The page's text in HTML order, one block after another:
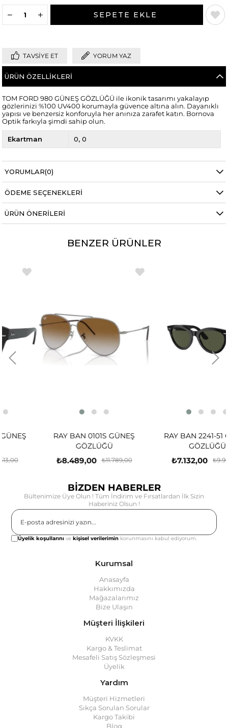
TAVSIYE ET YORUM YAZ
ÜRÜN ÖZELLIKLERI
TOM FORD 980 GÜNEŞ GÖZLÜĞÜ ile ikonik tasarımı yakalayıp
gözlerinizi %100 UV400 korumayla güvence altına alın. Dayanıklı
yapısı ve benzersiz konforuyla her anınıza zarafet katın. Bornova
Optik farkıyla şimdi sahip olun.
Ekartman 0 0
YORUMLAR(0)
ÖDEME SEÇENEKLERI
ÜRÜN ÖNERILERI
BENZER ÜRÜNLER
RAY BAN 0101S GÜNEŞ
GÖZLÜĞÜ
₺8.489,00 ₺11.789,00
RAY BAN 2241-51 GÜNEŞ
GÖZLÜĞÜ
₺7.132,00 ₺9.905,00
BİZDEN HABERLER
Bültenimize Üye Olun ! Tüm İndirim ve Fırsatlardan İlk Sizin
Haberiniz Olsun !
Üyelik koşullarını vekişisel verilerimin korunmasını kabul ediyorum.
Kurumsal
Anasayfa
Hakkımızda
Mağazalarımız
Bize Ulaşın
Müşteri İlişkileri
KVKK
Kargo & Teslimat
Mesafeli Satış Sözleşmesi
Üyelik
Yardım
Müşteri Hizmetleri
Sıkça Sorulan Sorular
Kargo Takibi
Blog